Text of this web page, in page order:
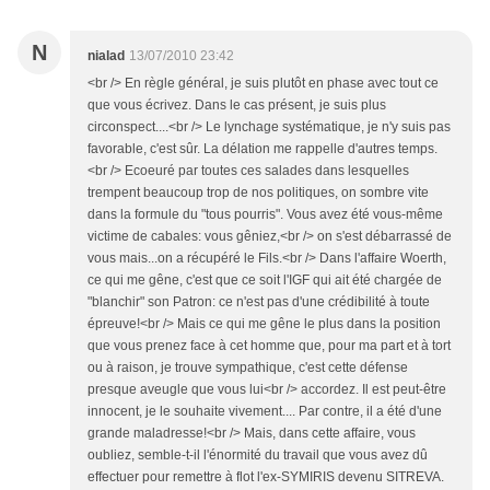
N nialad 13/07/2010 23:42
<br /> En règle général, je suis plutôt en phase avec tout ce
que vous écrivez. Dans le cas présent, je suis plus
circonspect....<br /> Le lynchage systématique, je n'y suis pas
favorable, c'est sûr. La délation me rappelle d'autres temps.
<br /> Ecoeuré par toutes ces salades dans lesquelles
trempent beaucoup trop de nos politiques, on sombre vite
dans la formule du "tous pourris". Vous avez été vous-même
victime de cabales: vous gêniez,<br /> on s'est débarrassé de
vous mais...on a récupéré le Fils.<br /> Dans l'affaire Woerth,
ce qui me gêne, c'est que ce soit l'IGF qui ait été chargée de
"blanchir" son Patron: ce n'est pas d'une crédibilité à toute
épreuve!<br /> Mais ce qui me gêne le plus dans la position
que vous prenez face à cet homme que, pour ma part et à tort
ou à raison, je trouve sympathique, c'est cette défense
presque aveugle que vous lui<br /> accordez. Il est peut-être
innocent, je le souhaite vivement.... Par contre, il a été d'une
grande maladresse!<br /> Mais, dans cette affaire, vous
oubliez, semble-t-il l'énormité du travail que vous avez dû
effectuer pour remettre à flot l'ex-SYMIRIS devenu SITREVA.